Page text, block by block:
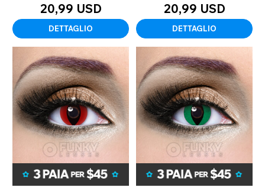
20,99 USD
DETTAGLIO
20,99 USD
DETTAGLIO